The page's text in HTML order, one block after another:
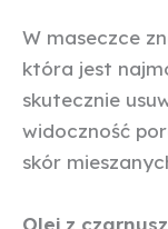
W maseczce
która jest
skutecznie
widoczność
skór
Olej z